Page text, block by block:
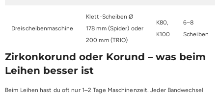
Dreischeibenmaschine
Klett-Scheiben Ø
178 mm (Spider) oder
200 mm (TRIO)
K80,
K100
6–8
Scheiben
Zirkonkorund oder Korund – was beim
Leihen besser ist
Beim Leihen hast du oft nur 1–2 Tage Maschinenzeit. Jeder Bandwechsel